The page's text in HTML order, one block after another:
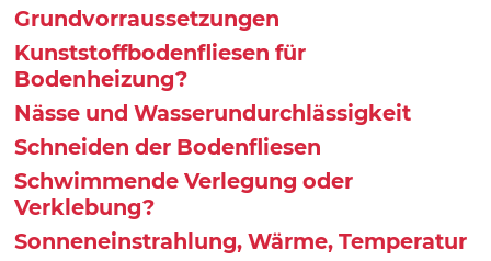
Grundvorraussetzungen
Kunststoffbodenfliesen für
Bodenheizung?
Nässe und Wasserundurchlässigkeit
Schneiden der Bodenfliesen
Schwimmende Verlegung oder
Verklebung?
Sonneneinstrahlung, Wärme, Temperatur